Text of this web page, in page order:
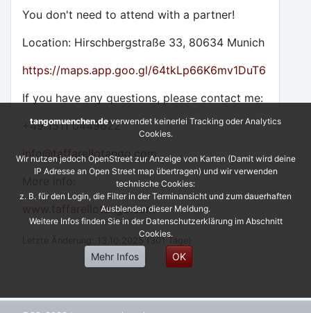
You don't need to attend with a partner!
Location: Hirschbergstraße 33, 80634 Munich
https://maps.app.goo.gl/64tkLp66K6mv1DuT6
If you have any questions, please contact me:
+49 1511 0449622
info@taffarellotango.com
www.taffarellotango.com
Letzte Änderung: 13.10.2025 (301 Tage)
tangomuenchen.de verwendet keinerlei Tracking oder Analytics
Cookies.
Wir nutzen jedoch OpenStreet zur Anzeige von Karten (Damit wird deine
IP Adresse an Open Street map übertragen) und wir verwenden
technische Cookies:
z. B. für den Login, die Filter in der Terminansicht und zum dauerhaften
Ausblenden dieser Meldung.
Weitere Infos finden Sie in der Datenschutzerklärung im Abschnitt
Cookies.
Mehr Infos OK